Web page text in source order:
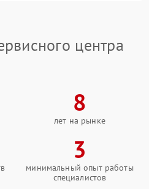
центра
8
лет на рынке
3
минимальный опыт работы
специалистов